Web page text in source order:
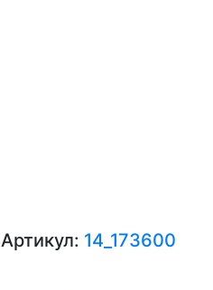
Артикул: 14_173600